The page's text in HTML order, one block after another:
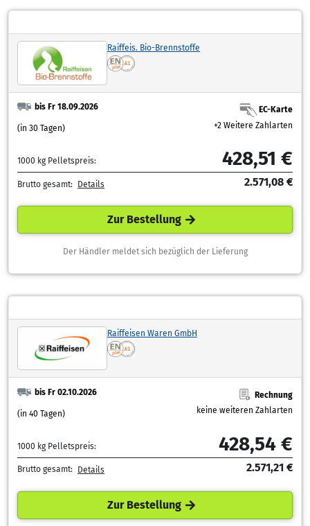
Raiffeis. Bio-Brennstoffe
bis Fr 18.09.2026
(in 30 Tagen)
EC-Karte
+2 Weitere Zahlarten
1000 kg Pelletspreis: 428,51 €
Brutto gesamt: Details 2.571,08 €
Zur Bestellung
Der Händler meldet sich bezüglich der Lieferung
Raiffeisen Waren GmbH
bis Fr 02.10.2026
(in 40 Tagen)
Rechnung
keine weiteren Zahlarten
1000 kg Pelletspreis: 428,54 €
Brutto gesamt: Details 2.571,21 €
Zur Bestellung